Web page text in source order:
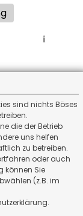
sind nichts Böses
die der Betrieb
uns helfen
zu betreiben.
oder auch
können Sie
(z.B. im
i